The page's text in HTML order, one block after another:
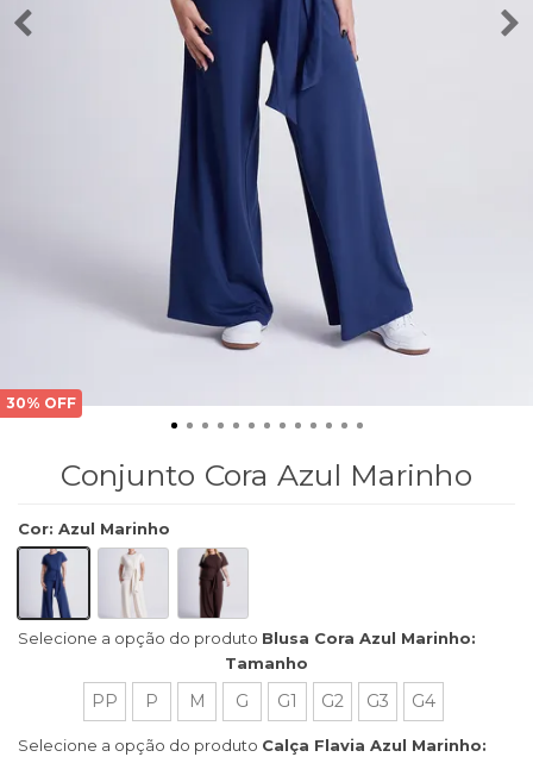
30% OFF
Conjunto Cora Azul Marinho
Cor: Azul Marinho
Selecione a opção do produto Blusa Cora Azul Marinho:
Tamanho
PP P M G G1 G2 G3 G4
Selecione a opção do produto Calça Flavia Azul Marinho: